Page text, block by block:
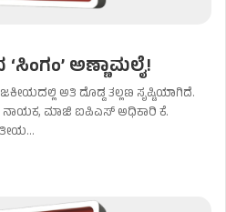
ಅಣ್ಣಾಮಲೈ!
ಅತಿ ದೊಡ್ಡ ತಲ್ಲಣ ಸೃಷ್ಟಿಯಾಗಿದೆ.
ಮಾಜಿ ಐಪಿಎಸ್ ಅಧಿಕಾರಿ ಕೆ.